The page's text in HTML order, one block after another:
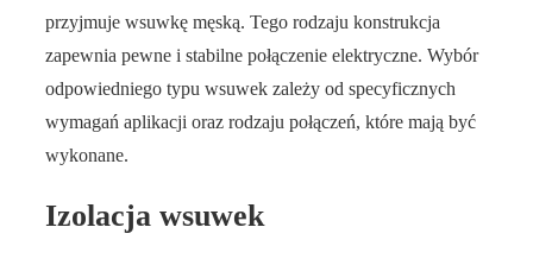
przyjmuje wsuwkę męską. Tego rodzaju konstrukcja
zapewnia pewne i stabilne połączenie elektryczne. Wybór
odpowiedniego typu wsuwek zależy od specyficznych
wymagań aplikacji oraz rodzaju połączeń, które mają być
wykonane.
Izolacja wsuwek